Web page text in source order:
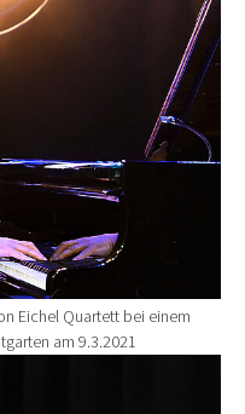
Eichel Quartett bei einem
am 9.3.2021